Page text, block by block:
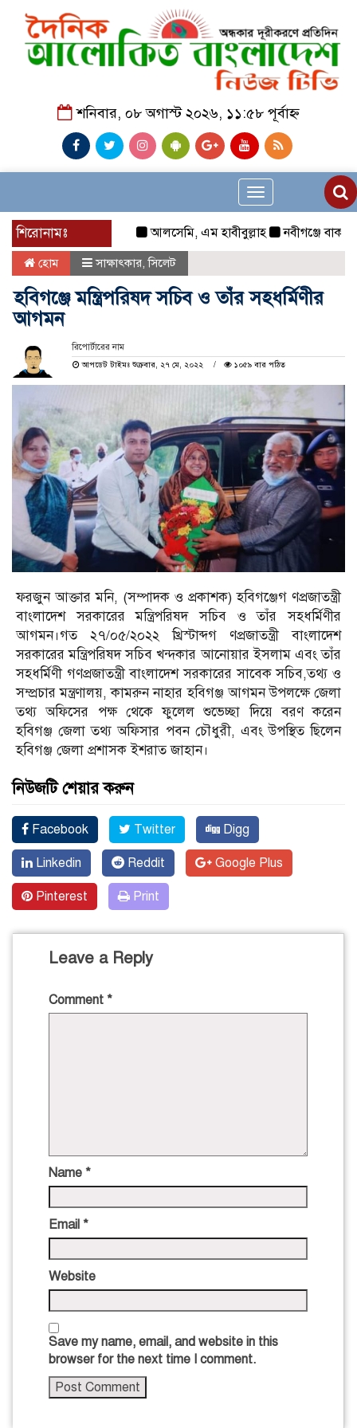
শনিবার, ০৮ অগাস্ট ২০২৬, ১১:৫৮ পূর্বাহ্ন
Toggle
navigation
শিরোনামঃ আলসেমি, এম হাবীবুল্লাহ নবীগঞ্জে
হোম সাক্ষাৎকার,সিলেট
হবিগঞ্জে মন্ত্রিপরিষদ সচিব ও তাঁর সহধর্মিণীর
আগমন
রিপোর্টারের নাম
আপডেট টাইমঃ শুক্রবার, ২৭ মে, ২০২২
১০৫৯ বার পঠিত
ফরজুন আক্তার মনি, (সম্পাদক ও প্রকাশক) হবিগঞ্জেগ ণপ্রজাতন্ত্রী
বাংলাদেশ সরকারের মন্ত্রিপরিষদ সচিব ও তাঁর সহধর্মিণীর
আগমন।গত ২৭/০৫/২০২২ খ্রিস্টাব্দগ ণপ্রজাতন্ত্রী বাংলাদেশ
সরকারের মন্ত্রিপরিষদ সচিব খন্দকার আনোয়ার ইসলাম এবং তাঁর
সহধর্মিণী গণপ্রজাতন্ত্রী বাংলাদেশ সরকারের সাবেক সচিব,তথ্য ও
সম্প্রচার মন্ত্রণালয়, কামরুন নাহার হবিগঞ্জ আগমন উপলক্ষে জেলা
তথ্য অফিসের পক্ষ থেকে ফুলেল শুভেচ্ছা দিয়ে বরণ করেন
হবিগঞ্জ জেলা তথ্য অফিসার পবন চৌধুরী, এবং উপস্থিত ছিলেন
হবিগঞ্জ জেলা প্রশাসক ইশরাত জাহান।
নিউজটি শেয়ার করুন
Facebook Twitter Digg
Linkedin Reddit Google Plus
Pinterest Print
Leave a Reply
Comment *
Name *
Email *
Website
Save my name, email, and website in this
browser for the next time I comment.